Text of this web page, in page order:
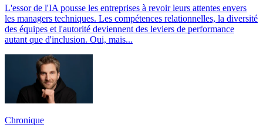
L'essor de l'IA pousse les entreprises à revoir leurs attentes envers
les managers techniques. Les compétences relationnelles, la diversité
des équipes et l'autorité deviennent des leviers de performance
autant que d'inclusion. Oui, mais...
Chronique